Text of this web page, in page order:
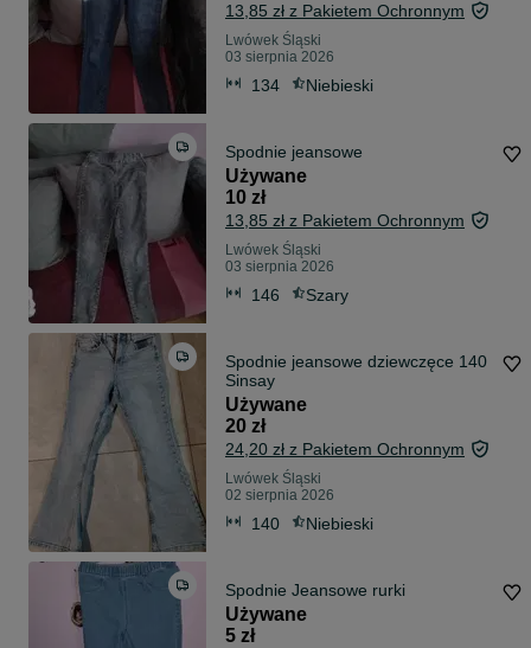
13,85 zł z Pakietem Ochronnym
Lwówek Śląski
03 sierpnia 2026
134 Niebieski
Spodnie jeansowe
Używane
10 zł
13,85 zł z Pakietem Ochronnym
Lwówek Śląski
03 sierpnia 2026
146 Szary
Spodnie jeansowe dziewczęce 140
Sinsay
Używane
20 zł
24,20 zł z Pakietem Ochronnym
Lwówek Śląski
02 sierpnia 2026
140 Niebieski
Spodnie Jeansowe rurki
Używane
5 zł